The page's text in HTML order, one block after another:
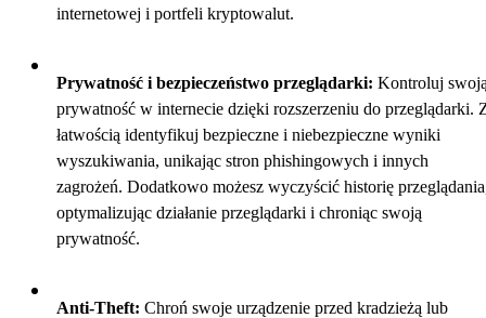
internetowej i portfeli kryptowalut.
Prywatność i bezpieczeństwo przeglądarki: Kontroluj
prywatność w internecie dzięki rozszerzeniu do przeglądarki.
łatwością identyfikuj bezpieczne i niebezpieczne wyniki
wyszukiwania, unikając stron phishingowych i innych
zagrożeń. Dodatkowo możesz wyczyścić historię
optymalizując działanie przeglądarki i chroniąc swoją
prywatność.
Anti-Theft: Chroń swoje urządzenie przed kradzieżą lub